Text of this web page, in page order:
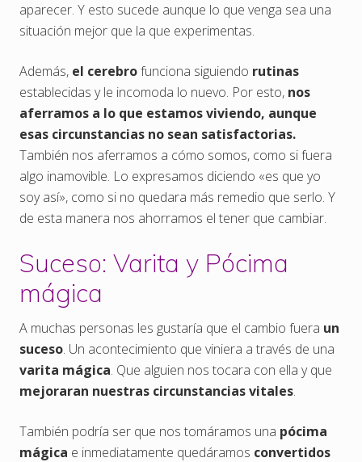
aparecer. Y esto sucede aunque lo que venga sea una
situación mejor que la que experimentas.
Además, el cerebrofunciona siguiendo rutinas
establecidas y le incomoda lo nuevo. Por esto, nos
aferramos a lo que estamos viviendo, aunque
esas circunstancias no sean satisfactorias.
También nos aferramos a cómo somos, como si fuera
algo inamovible. Lo expresamos diciendo «es que yo
soy así», como si no quedara más remedio que serlo. Y
de esta manera nos ahorramos el tener que cambiar.
Suceso: Varita y Pócima
mágica
A muchas personas les gustaría que el cambio fuera un
suceso. Un acontecimiento que viniera a través de una
varita mágica. Que alguien nos tocara con ella y que
mejoraran nuestras circunstancias vitales.
También podría ser que nos tomáramos una pócima
mágica e inmediatamente quedáramos convertidos